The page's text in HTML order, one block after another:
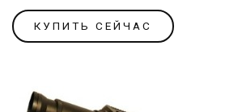
КУПИТЬ СЕЙЧАС